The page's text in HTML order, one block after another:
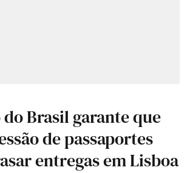
Brasil garante que
de passaportes
entregas em Lisboa